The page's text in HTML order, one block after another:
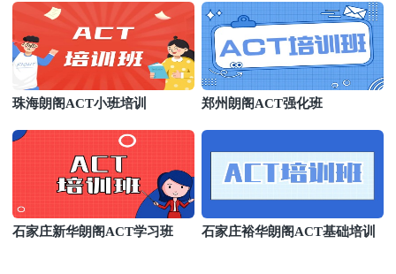
珠海朗阁ACT小班培训 郑州朗阁ACT强化班
石家庄新华朗阁ACT学习班 石家庄裕华朗阁ACT基础培训